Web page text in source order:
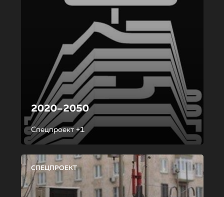
2020–2050
Спецпроект +1
СПЕЦПРОЕКТ